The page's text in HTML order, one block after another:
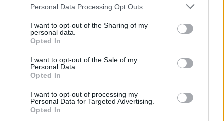
Personal Data Processing Opt Outs
I want to opt-out of the Sharing of my
personal data.
Opted In
I want to opt-out of the Sale of my
Personal Data.
Opted In
I want to opt-out of processing my
Personal Data for Targeted Advertising.
Opted In
Carrega més